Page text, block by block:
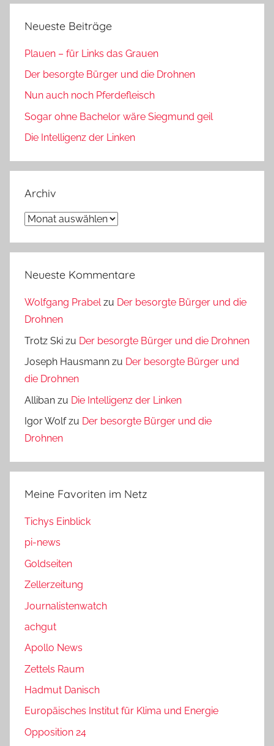
Neueste Beiträge
Plauen – für Links das Grauen
Der besorgte Bürger und die Drohnen
Nun auch noch Pferdefleisch
Sogar ohne Bachelor wäre Siegmund geil
Die Intelligenz der Linken
Archiv
Archiv
Neueste Kommentare
Wolfgang Prabelzu Der besorgte Bürger und die
Drohnen
Trotz Ski zu Der besorgte Bürger und die Drohnen
Joseph Hausmann zu Der besorgte Bürger und
die Drohnen
Alliban zu Die Intelligenz der Linken
Igor Wolfzu Der besorgte Bürger und die
Drohnen
Meine Favoriten im Netz
Tichys Einblick
pi-news
Goldseiten
Zellerzeitung
Journalistenwatch
achgut
Apollo News
Zettels Raum
Hadmut Danisch
Europäisches Institut für Klima und Energie
Opposition 24